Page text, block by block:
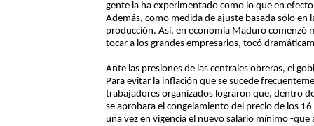
gente la ha experimentado como lo que en
Además, como medida de ajuste basada sólo en
producción. Así, en economía Maduro comenzó
tocar a los grandes empresarios, tocó
Ante las presiones de las centrales obreras, el
Para evitar la inflación que se sucede
trabajadores organizados lograron que, dentro
se aprobara el congelamiento del precio de los
una vez en vigencia el nuevo salario mínimo -